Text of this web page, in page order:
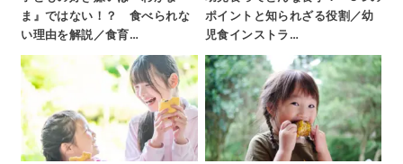
ま』ではない！？ 食べられな
い理由を解説／食育…
ポイントと知られざる役割／幼
児食インストラ…